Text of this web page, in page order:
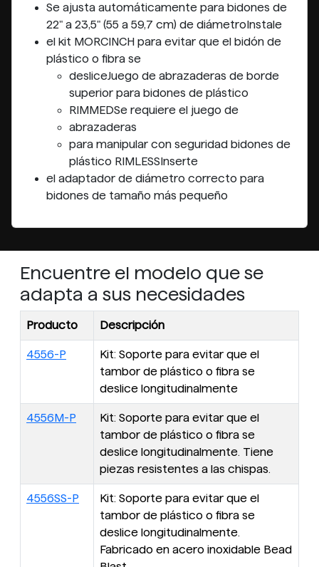
Se ajusta automáticamente para bidones de
22" a 23,5" (55 a 59,7 cm) de diámetroInstale
el kit MORCINCH para evitar que el bidón de
plástico o fibra se
desliceJuego de abrazaderas de borde
superior para bidones de plástico
RIMMEDSe requiere el juego de
abrazaderas
para manipular con seguridad bidones de
plástico RIMLESSInserte
el adaptador de diámetro correcto para
bidones de tamaño más pequeño
Encuentre el modelo que se
adapta a sus necesidades
Producto Descripción
4556-P
Kit: Soporte para evitar que el
tambor de plástico o fibra se
deslice longitudinalmente
4556M-P
Kit: Soporte para evitar que el
tambor de plástico o fibra se
deslice longitudinalmente. Tiene
piezas resistentes a las chispas.
4556SS-P
Kit: Soporte para evitar que el
tambor de plástico o fibra se
deslice longitudinalmente.
Fabricado en acero inoxidable Bead